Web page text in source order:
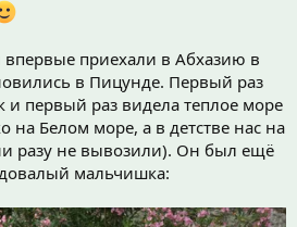
приехали в Абхазию в
в Пицунде. Первый раз
первый раз видела теплое море
на Белом море, а в детстве нас на
разу не вывозили). Он был ещё
мальчишка: